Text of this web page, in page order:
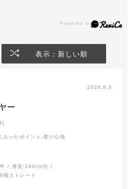
表示：新しい順
2026.8.5
ー
入ったポイント :着け心地
身長: 160cm台
格ストレート